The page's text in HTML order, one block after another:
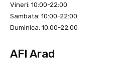
Vineri: 10:00-22:00
Sambata: 10:00-22:00
Duminica: 10:00-22:00
AFI Arad